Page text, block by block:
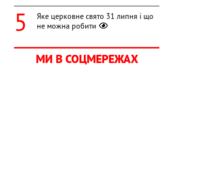
Яке церковне свято 31 липня і що
не можна робити
МИ В СОЦМЕРЕЖАХ